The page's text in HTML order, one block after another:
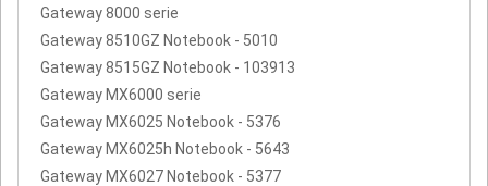
Gateway 8000 serie
Gateway 8510GZ Notebook - 5010
Gateway 8515GZ Notebook - 103913
Gateway MX6000 serie
Gateway MX6025 Notebook - 5376
Gateway MX6025h Notebook - 5643
Gateway MX6027 Notebook - 5377